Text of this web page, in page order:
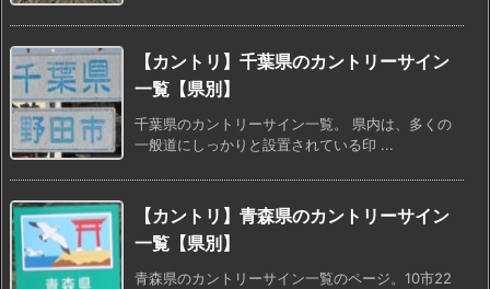
【カントリ】千葉県のカントリーサイン
一覧【県別】
千葉県のカントリーサイン一覧。 県内は、多くの
一般道にしっかりと設置されている印 ...
【カントリ】青森県のカントリーサイン
一覧【県別】
青森県のカントリーサイン一覧のページ。10市22